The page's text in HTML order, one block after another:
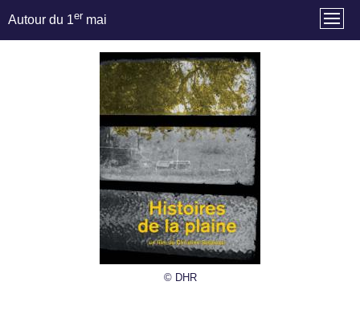
Autour du 1er mai
© DHR